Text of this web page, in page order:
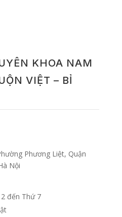
KHOA NAM
VIỆT – BỈ
Phương Liệt, Quận
Nội
đến Thứ 7